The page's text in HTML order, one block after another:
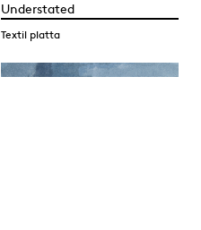
Understated
Textil platta